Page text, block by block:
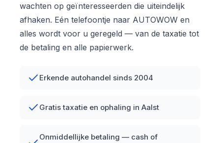
wachten op geïnteresseerden die uiteindelijk
afhaken. Eén telefoontje naar AUTOWOW en
alles wordt voor u geregeld — van de taxatie tot
de betaling en alle papierwerk.
Erkende autohandel sinds 2004
Gratis taxatie en ophaling in Aalst
Onmiddellijke betaling — cash of